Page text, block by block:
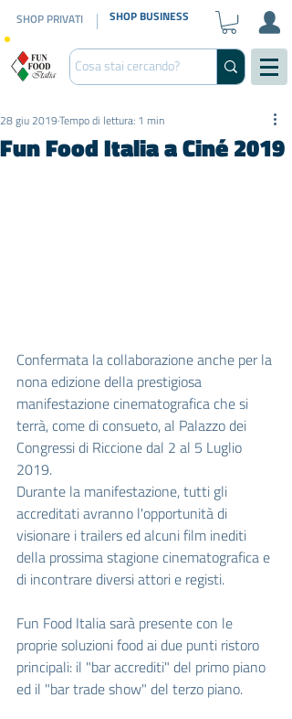
SHOP PRIVATI SHOP BUSINESS
Fun Food Italia a Ciné 2019
28 giu 2019Tempo di lettura: 1 min
Confermata la collaborazione anche per la
nona edizione della prestigiosa
manifestazione cinematografica che si
terrà, come di consueto, al Palazzo dei
Congressi di Riccione dal 2 al 5 Luglio
2019.
Durante la manifestazione, tutti gli
accreditati avranno l'opportunità di
visionare i trailers ed alcuni film inediti
della prossima stagione cinematografica e
di incontrare diversi attori e registi.
Fun Food Italia sarà presente con le
proprie soluzioni food ai due punti ristoro
principali: il "bar accrediti" del primo piano
ed il "bar trade show" del terzo piano.